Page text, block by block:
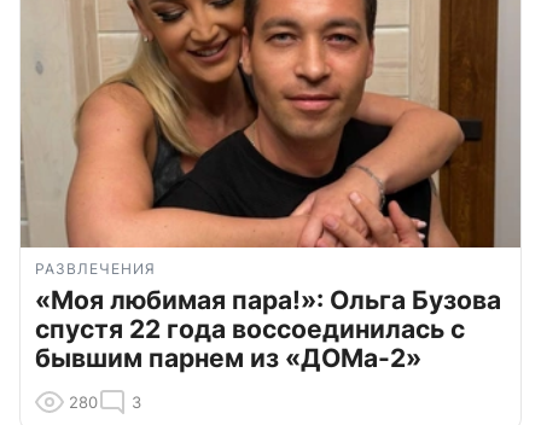
РАЗВЛЕЧЕНИЯ
«Моя любимая пара!»: Ольга Бузова
спустя 22 года воссоединилась с
бывшим парнем из «ДОМа-2»
280 3